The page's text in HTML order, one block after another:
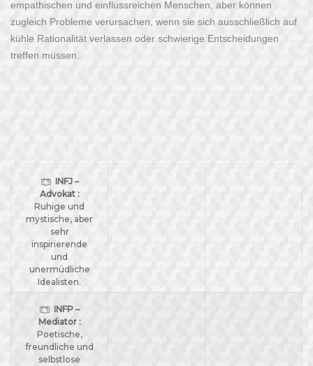
empathischen und einflussreichen Menschen, aber können
zugleich Probleme verursachen, wenn sie sich ausschließlich auf
kühle Rationalität verlassen oder schwierige Entscheidungen
treffen müssen.
INFJ –
Advokat :
Ruhige und
mystische, aber
sehr
inspirierende
und
unermüdliche
Idealisten.
INFP –
Mediator :
Poetische,
freundliche und
selbstlose